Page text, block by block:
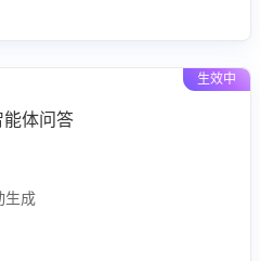
目剧本，一键开启客服培训。
生效中
能体问答
生成